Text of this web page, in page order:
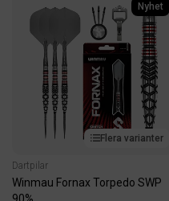
Nyhet
Flera varianter
Dartpilar
Winmau Fornax Torpedo SWP